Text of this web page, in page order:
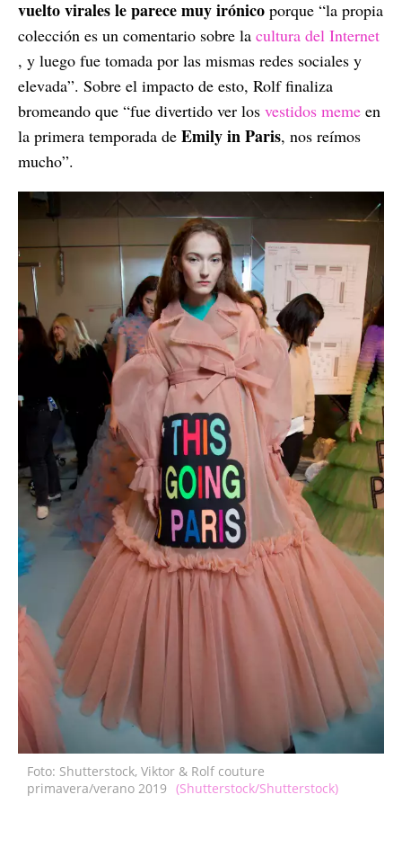
vuelto virales le parece muy irónico porque “la propia
colección es un comentario sobre la cultura del Internet
, y luego fue tomada por las mismas redes sociales y
elevada”. Sobre el impacto de esto, Rolf finaliza
bromeando que “fue divertido ver los vestidos meme en
la primera temporada de Emily in Paris, nos reímos
mucho”.
Foto: Shutterstock, Viktor & Rolf couture
primavera/verano 2019 (Shutterstock/Shutterstock)